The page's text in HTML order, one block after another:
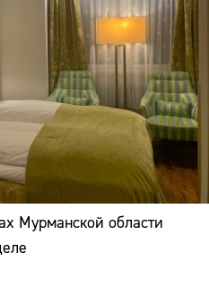
Мурманской области